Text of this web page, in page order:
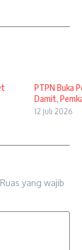
PTPN Buka
Damit,
12 Juli 2026
Ruas yang wajib